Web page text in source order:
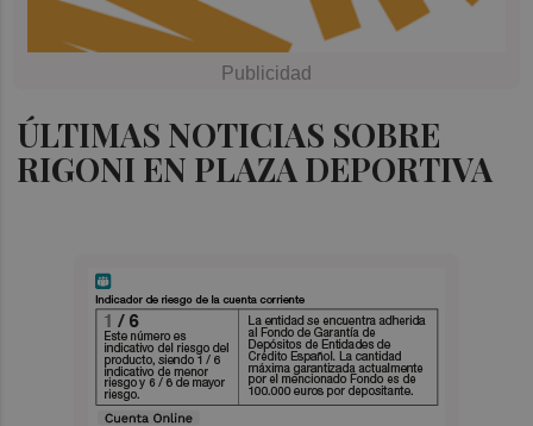
ÚLTIMAS NOTICIAS SOBRE
RIGONI EN PLAZA DEPORTIVA